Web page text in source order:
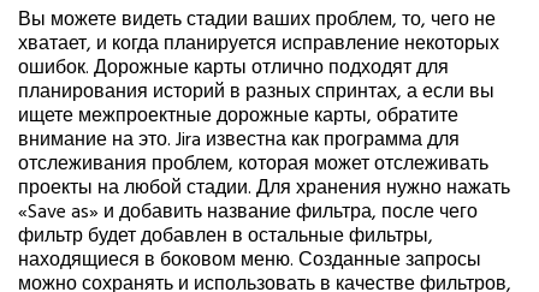
Вы можете видеть стадии ваших проблем, то, чего не
хватает, и когда планируется исправление некоторых
ошибок. Дорожные карты отлично подходят для
планирования историй в разных спринтах, а если вы
ищете межпроектные дорожные карты, обратите
внимание на это. Jira известна как программа для
отслеживания проблем, которая может отслеживать
проекты на любой стадии. Для хранения нужно нажать
«Save as» и добавить название фильтра, после чего
фильтр будет добавлен в остальные фильтры,
находящиеся в боковом меню. Созданные запросы